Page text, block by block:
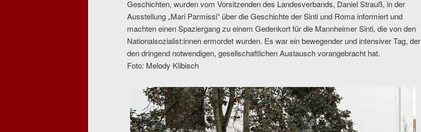
Geschichten, wurden vom Vorsitzenden des Landesverbands, Daniel Strauß, in der
Ausstellung „Mari Parmissi“ über die Geschichte der Sinti und Roma informiert und
machten einen Spaziergang zu einem Gedenkort für die Mannheimer Sinti, die von den
Nationalsozialist:innen ermordet wurden. Es war ein bewegender und intensiver Tag, der
den dringend notwendigen, gesellschaftlichen Austausch vorangebracht hat.
Foto: Melody Klibisch